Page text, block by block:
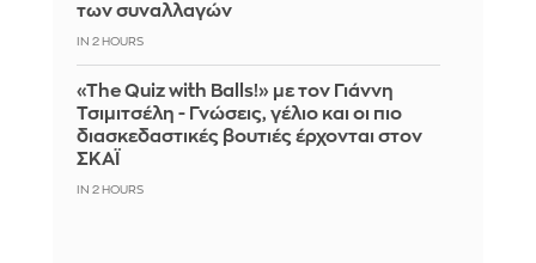
των συναλλαγών
IN 2 HOURS
«The Quiz with Balls!» με τον Γιάννη
Τσιμιτσέλη - Γνώσεις, γέλιο και οι πιο
διασκεδαστικές βουτιές έρχονται στον
ΣΚΑΪ
IN 2 HOURS